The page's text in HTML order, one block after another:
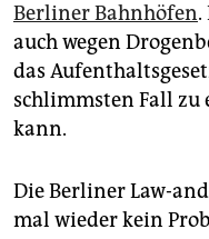
Berliner Bahnhöfen.
auch wegen
das
schlimmsten Fall zu
kann.
Die Berliner Law-
mal wieder kein